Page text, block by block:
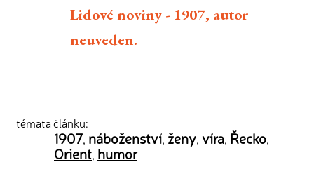
Lidové noviny - 1907, autor
neuveden.
témata článku:
1907, náboženství, ženy, víra, Řecko,
Orient, humor